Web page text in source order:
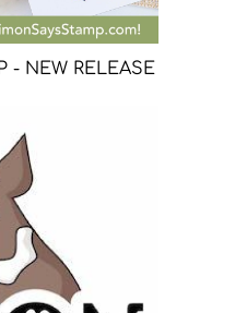
- NEW RELEASE